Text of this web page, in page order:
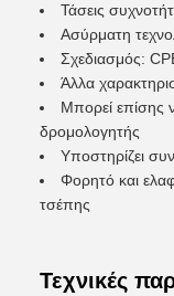
Τάσεις
Ασύρματη
Σχεδιασμός:
Άλλα
Μπορεί επίσης
δρομολογητής
Υποστηρίζει
Φορητό και
τσέπης
Τεχνικές